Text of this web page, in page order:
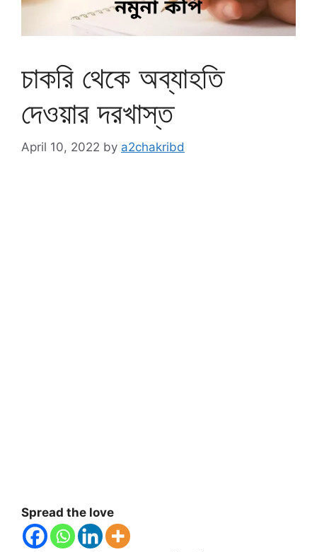
চাকরি থেকে অব্যাহতি
দেওয়ার দরখাস্ত
April 10, 2022 by a2chakribd
Spread the love